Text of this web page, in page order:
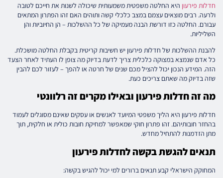
חדלות פירעון היא החלטה משפטית משמעותית שיכולה לשנות את חייכם לטובה
ולרעה. רבים מוצאים עצמם במצב כלכלי קשה ותוהים האם זהו הפתרון המתאים
עבורם. החלטה כזו דורשת הבנה מעמיקה של כל ההשלכות – הן החיוביות והן
השליליות.
להבנת ההשלכות של חדלות פירעון יש חשיבות קריטית בקבלת החלטה מושכלת.
כל אדם שנמצא במצוקה כלכלית צריך לדעת בדיוק מה צופן לו העתיד לאחר הצעד
הזה. המידע הנכון יכול להציל מכם שנים של חרטה או להפך – לעזור לכם להבין
שזה בדיוק מה שאתם צריכים כעת.
מה זה חדלות פירעון ובאילו מקרים זה רלוונטי
חדלות פירעון היא הליך משפטי המיועד לאנשים או עסקים שאינם מסוגלים לעמוד
בהחזר חובותיהם. זהו פתרון חוקי שמאפשר למחיקת חובות כולית או חלקית, תוך
מתן הזדמנות להתחיל מחדש.
תנאים להגשת בקשה לחדלות פירעון
המחוקק הישראלי קבע תנאים ברורים למי יכול להגיש בקשה: